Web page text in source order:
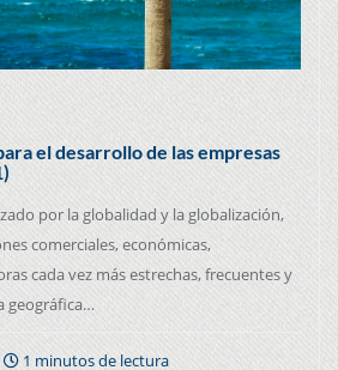
el desarrollo de las empresas
por la globalidad y la globalización,
comerciales, económicas,
cada vez más estrechas, frecuentes y
geográfica…
1 minutos de lectura